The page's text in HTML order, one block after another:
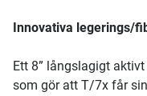
Innovativa legerings/
Ett 8” långslagigt
som gör att T/7x får